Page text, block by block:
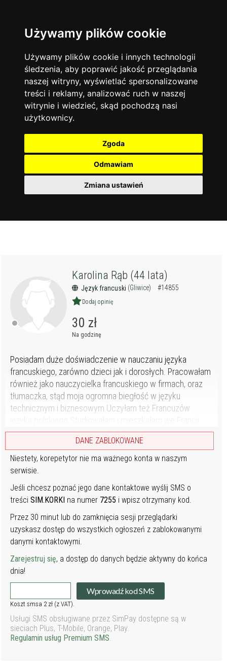
Używamy plików cookie
Używamy plików cookie i innych technologii
śledzenia, aby poprawić jakość przeglądania
naszej witryny, wyświetlać spersonalizowane
treści i reklamy, analizować ruch w naszej
witrynie i wiedzieć, skąd pochodzą nasi
użytkownicy.
Zgoda
Odmawiam
Zmiana ustawień
Język angielski 13744
Matematyka 12928
Chemia 4886
Język niemiecki 4307
Język polski 3426
Fizyka
Język francuski
Warszawa
Korepetycje
Online
14837
Kraków 7753
Wrocław
Łódź 3512
Gdańsk 2075
Karolina Rąb (44 lata)
Język francuski (Gliwice) #14855
Dodaj opinię
30 zł
Na godzinę
Posiadam duże doświadczenie w nauczaniu języka
francuskiego, zarówno dzieci jak i dorosłych. Pracowałam
również jako nauczycielka francuskiego w firmach, oraz
tłumaczka, stąd moja ogromna biegłość w języku
technicznym i biznesowym.Uczyłam też Francuzów
DANE ZABLOKOWANE
Niestety, korepetytor nie ma ważnego konta w naszym
serwisie.
Jeśli chcesz poznać jego dane kontaktowe wyślij SMS o
treściSIM.KORKI na numer 7255 i wpisz otrzymany kod.
Przez 30 minut lub do zamknięcia sesji przeglądarki
uzyskasz dostęp do wszystkich ogłoszeń z zablokowanymi
danymi kontaktowymi.
Zarejestruj się, a dostęp do danych będzie aktywny do końca
dnia!
Wprowadź kod SMS
Koszt smsa 2 zł (z VAT).
Usługi SMS obsługiwane przez SimPay dostępne są w
sieciach Plus, T-Mobile, Orange, Play.
Regulamin usług Premium SMS.